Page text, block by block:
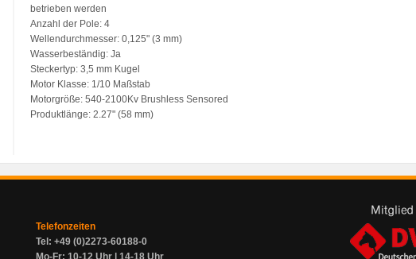
betrieben werden
Anzahl der Pole: 4
Wellendurchmesser: 0,125" (3 mm)
Wasserbeständig: Ja
Steckertyp: 3,5 mm Kugel
Motor Klasse: 1/10 Maßstab
Motorgröße: 540-2100Kv Brushless Sensored
Produktlänge: 2.27" (58 mm)
Telefonzeiten
Tel: +49 (0)2273-60188-0
Mo-Fr: 10-12 Uhr | 14-18 Uhr